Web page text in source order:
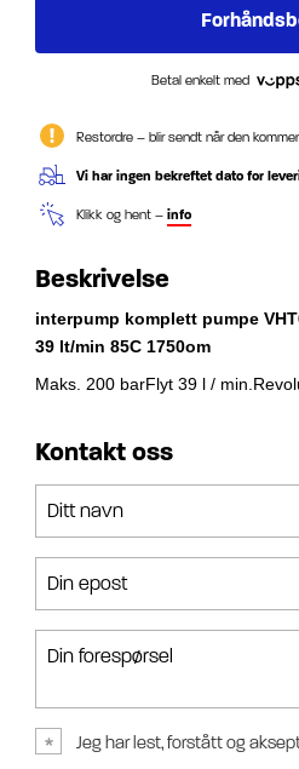
Betal enkelt med
Restordre – blir sendt når den
Vi har ingen bekreftet dato for
Klikk og hent – info
Beskrivelse
interpump komplett pumpe
39 lt/min 85C 1750om
Maks. 200 barFlyt 39 l /
Kontakt oss
Ditt navn
Din epost
Din forespørsel
Jeg har lest, forstått og